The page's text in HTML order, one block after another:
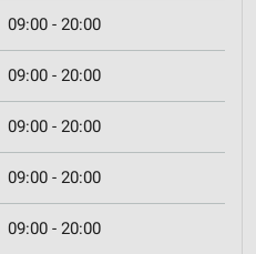
09:00 - 20:00
09:00 - 20:00
09:00 - 20:00
09:00 - 20:00
09:00 - 20:00